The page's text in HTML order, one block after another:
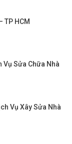
TP HCM
Sửa Chữa Nhà
Vụ Xây Sửa Nhà